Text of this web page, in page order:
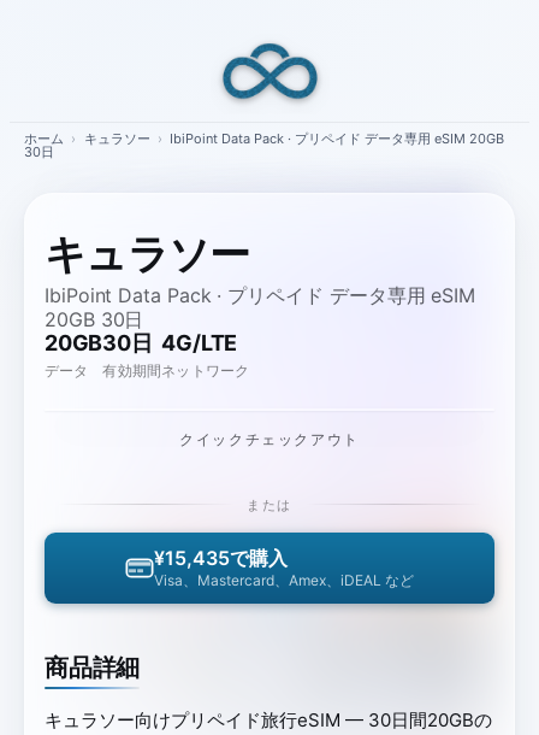
ホーム › キュラソー › IbiPoint Data Pack · プリペイド データ専用 eSIM 20GB
30日
キュラソー
IbiPoint Data Pack · プリペイド データ専用 eSIM
20GB 30日
20GB
データ
30日
有効期間
4G/LTE
ネットワーク
商品詳細
キュラソー向けプリペイド旅行eSIM — 30日間20GBの
クイックチェックアウト
または
¥15,435で購入
Visa、Mastercard、Amex、iDEAL など